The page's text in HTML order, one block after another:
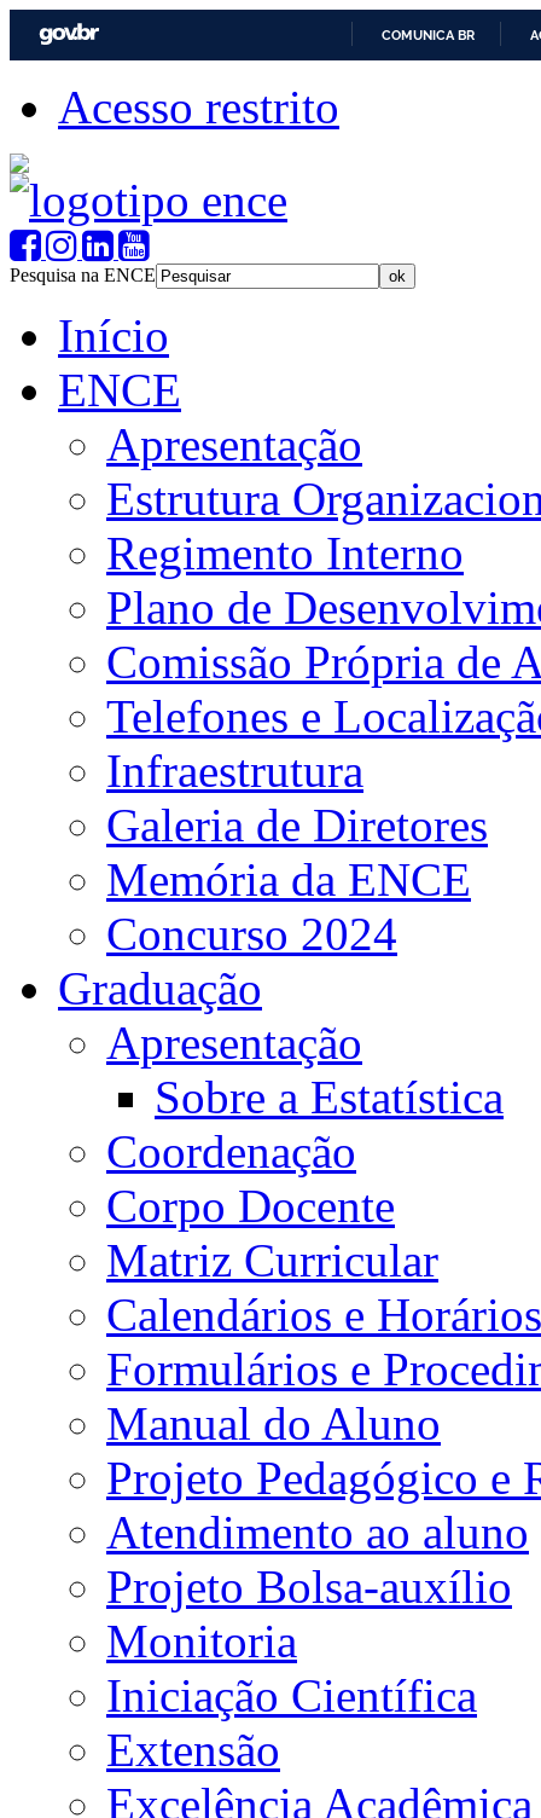
COMUNICA BR
Acesso restrito
Pesquisa na ENCE
Início
ENCE
Apresentação
Estrutura
Regimento Interno
Plano de
Comissão Própria de
Telefones e
Infraestrutura
Galeria de Diretores
Memória da ENCE
Concurso 2024
Graduação
Apresentação
Sobre a Estatística
Coordenação
Corpo Docente
Matriz Curricular
Calendários e Horários
Formulários e
Manual do Aluno
Projeto Pedagógico e
Atendimento ao aluno
Projeto Bolsa-auxílio
Monitoria
Iniciação Científica
Extensão
Excelência Acadêmica